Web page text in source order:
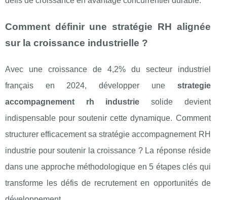
Comment définir une stratégie RH alignée
sur la croissance industrielle ?
Avec une croissance de 4,2% du secteur industriel
français en 2024, développer une strategie
accompagnement rh industrie solide devient
indispensable pour soutenir cette dynamique. Comment
structurer efficacement sa stratégie accompagnement RH
industrie pour soutenir la croissance ? La réponse réside
dans une approche méthodologique en 5 étapes clés qui
transforme les défis de recrutement en opportunités de